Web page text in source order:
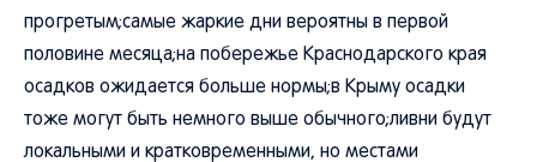
прогретым;самые жаркие дни вероятны в первой
половине месяца;на побережье Краснодарского края
осадков ожидается больше нормы;в Крыму осадки
тоже могут быть немного выше обычного;ливни будут
локальными и кратковременными, но местами